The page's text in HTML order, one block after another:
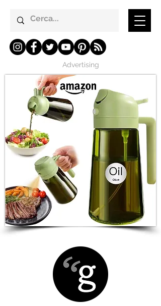
Advertising